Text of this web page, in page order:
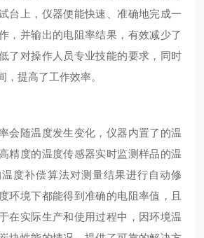
台上，仪器便能快速、准确地完成一
，并输出的电阻率结果，有效减少了
了对操作人员专业技能的要求，同时
，提高了工作效率。
会随温度发生变化，仪器内置了的温
精度的温度传感器实时监测样品的温
度补偿算法对测量结果进行自动修
环境下都能得到准确的电阻率值，且
在实际生产和使用过程中，因环境温